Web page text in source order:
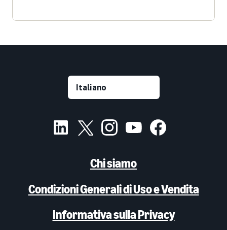
Chi siamo
Condizioni Generali di Uso e Vendita
Informativa sulla Privacy